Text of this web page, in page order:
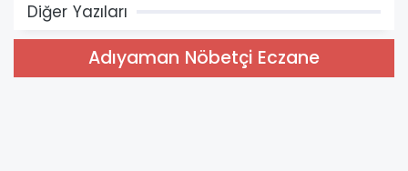
Diğer Yazıları
Adıyaman Nöbetçi Eczane